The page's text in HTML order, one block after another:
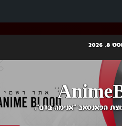
8, 2026
הפאנסאב "אנימה בדם".